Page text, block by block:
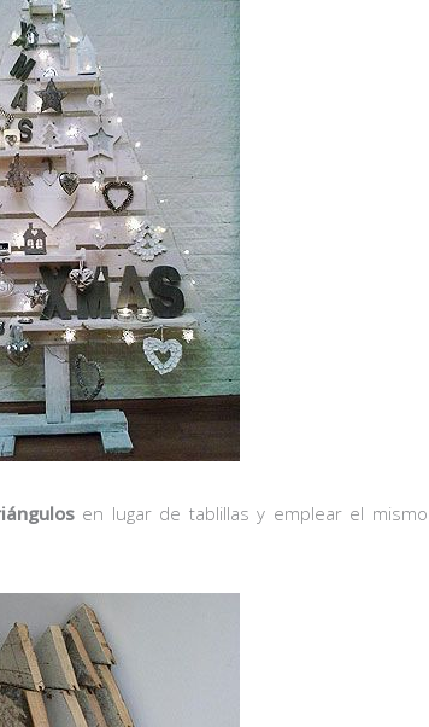
en lugar de tablillas y emplear el mismo